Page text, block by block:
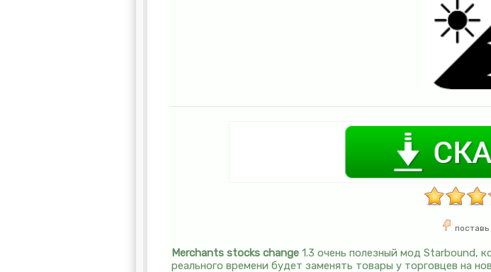
поставь
Merchants stocks change 1.3 очень полезный мод Starbound,
реального времени будет заменять товары у торговцев на